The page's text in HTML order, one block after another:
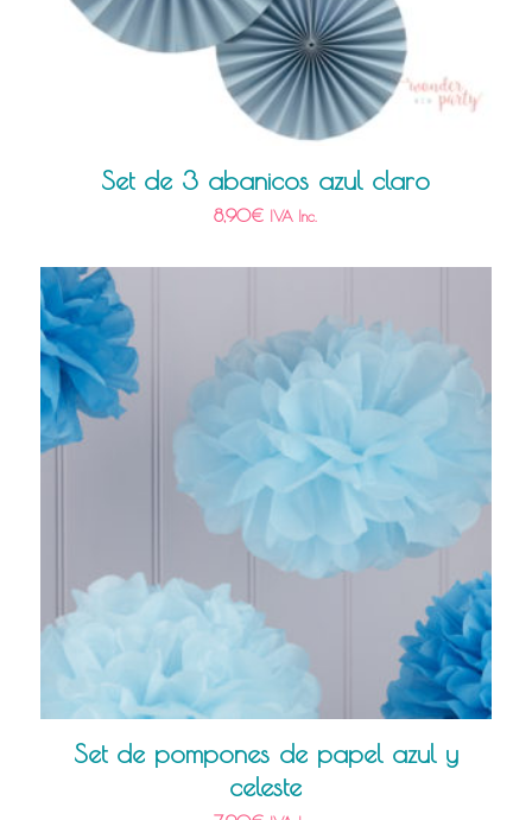
Set de 3 abanicos azul claro
8,90€ IVA Inc.
Set de pompones de papel azul y
celeste